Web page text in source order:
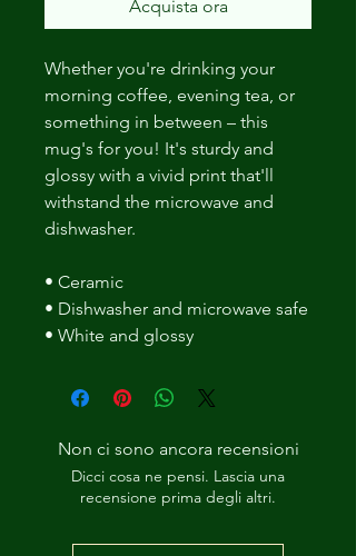
Acquista ora
Whether you're drinking your
morning coffee, evening tea, or
something in between – this
mug's for you! It's sturdy and
glossy with a vivid print that'll
withstand the microwave and
dishwasher.
• Ceramic
• White and glossy
Non ci sono ancora recensioni
Dicci cosa ne pensi. Lascia una
recensione prima degli altri.